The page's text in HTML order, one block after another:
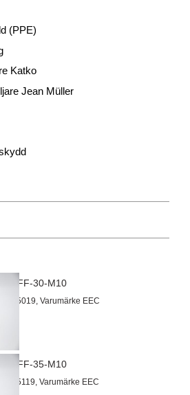
FF-30-M10
3015019, Varumärke EEC
FF-35-M10
3015119, Varumärke EEC
(PPE)
Katko
Jean Müller